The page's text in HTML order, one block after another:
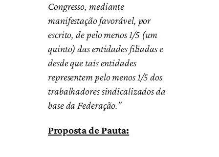
Congresso, mediante
manifestação favorável, por
escrito, de pelo menos 1/5 (um
quinto) das entidades filiadas e
desde que tais entidades
representem pelo menos 1/5 dos
trabalhadores sindicalizados da
base da Federação.”
Proposta de Pauta: